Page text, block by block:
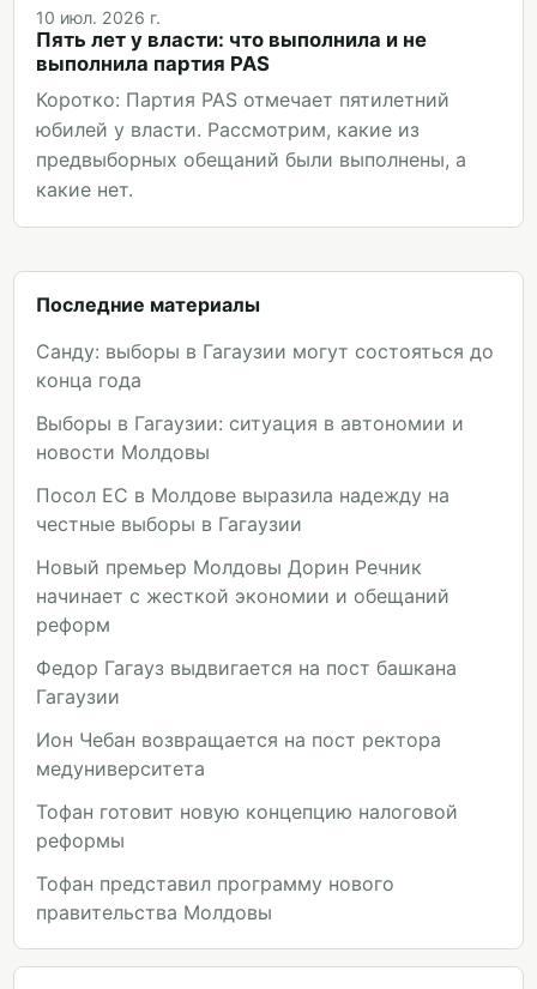
10 июл. 2026 г.
Пять лет у власти: что выполнила и не
выполнила партия PAS
Коротко: Партия PAS отмечает пятилетний
юбилей у власти. Рассмотрим, какие из
предвыборных обещаний были выполнены, а
какие нет.
Последние материалы
Санду: выборы в Гагаузии могут состояться до
конца года
Выборы в Гагаузии: ситуация в автономии и
новости Молдовы
Посол ЕС в Молдове выразила надежду на
честные выборы в Гагаузии
Новый премьер Молдовы Дорин Речник
начинает с жесткой экономии и обещаний
реформ
Федор Гагауз выдвигается на пост башкана
Гагаузии
Ион Чебан возвращается на пост ректора
медуниверситета
Тофан готовит новую концепцию налоговой
реформы
Тофан представил программу нового
правительства Молдовы